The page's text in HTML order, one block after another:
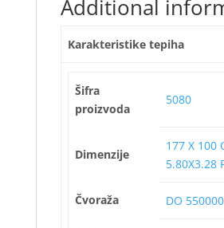
Additional
Karakteristike tepiha
Šifra
proizvoda
5080
Dimenzije
177 X 100
5.80X3.28
Čvoraža DO